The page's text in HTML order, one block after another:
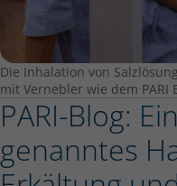
Die Inhalation von
mit Vernebler wie dem PARI
PARI-Blog:
genanntes